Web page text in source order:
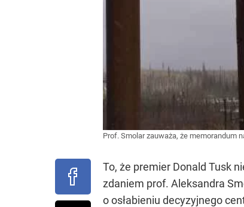
Prof. Smolar zauważa, że memorandum
To, że premier Donald Tusk
zdaniem prof. Aleksandra
o osłabieniu decyzyjnego